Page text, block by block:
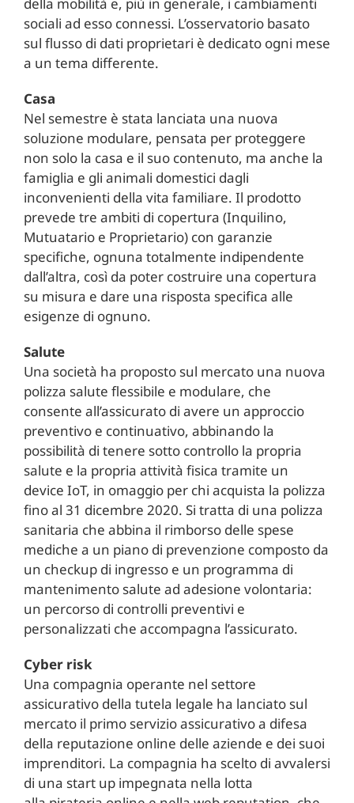
sociali ad esso connessi. L’osservatorio basato
sul flusso di dati proprietari è dedicato ogni mese
a un tema differente.
Casa
Nel semestre è stata lanciata una nuova
soluzione modulare, pensata per proteggere
non solo la casa e il suo contenuto, ma anche la
famiglia e gli animali domestici dagli
inconvenienti della vita familiare. Il prodotto
prevede tre ambiti di copertura (Inquilino,
Mutuatario e Proprietario) con garanzie
specifiche, ognuna totalmente indipendente
dall’altra, così da poter costruire una copertura
su misura e dare una risposta specifica alle
esigenze di ognuno.
Salute
Una società ha proposto sul mercato una nuova
polizza salute flessibile e modulare, che
consente all’assicurato di avere un approccio
preventivo e continuativo, abbinando la
possibilità di tenere sotto controllo la propria
salute e la propria attività fisica tramite un
device IoT, in omaggio per chi acquista la polizza
fino al 31 dicembre 2020. Si tratta di una polizza
sanitaria che abbina il rimborso delle spese
mediche a un piano di prevenzione composto da
un checkup di ingresso e un programma di
mantenimento salute ad adesione volontaria:
un percorso di controlli preventivi e
personalizzati che accompagna l’assicurato.
Cyber risk
Una compagnia operante nel settore
assicurativo della tutela legale ha lanciato sul
mercato il primo servizio assicurativo a difesa
della reputazione online delle aziende e dei suoi
imprenditori. La compagnia ha scelto di avvalersi
di una start up impegnata nella lotta